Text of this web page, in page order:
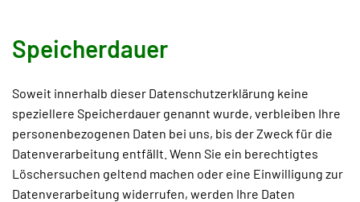
Speicherdauer
Soweit innerhalb dieser Datenschutzerklärung keine
speziellere Speicherdauer genannt wurde, verbleiben Ihre
personenbezogenen Daten bei uns, bis der Zweck für die
Datenverarbeitung entfällt. Wenn Sie ein berechtigtes
Löschersuchen geltend machen oder eine Einwilligung zur
Datenverarbeitung widerrufen, werden Ihre Daten